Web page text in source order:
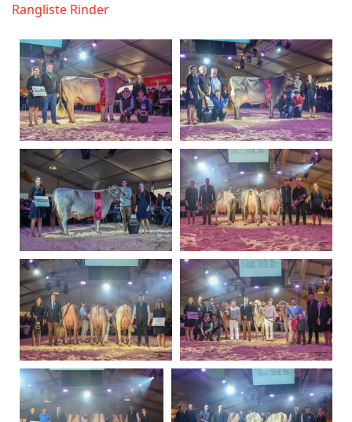
Rangliste Rinder